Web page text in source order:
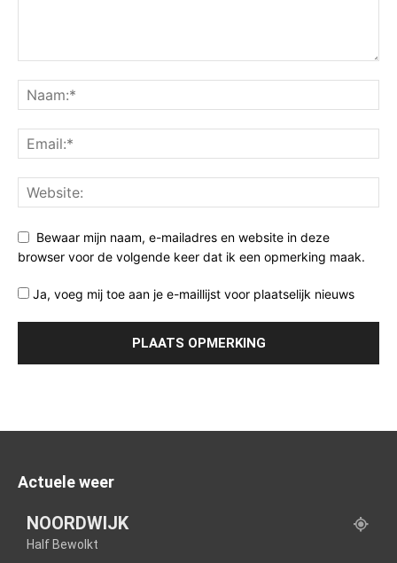
Bewaar mijn naam, e-mailadres en website in deze
browser voor de volgende keer dat ik een opmerking maak.
Ja, voeg mij toe aan je e-maillijst voor plaatselijk nieuws
Actuele weer
NOORDWIJK
Half Bewolkt